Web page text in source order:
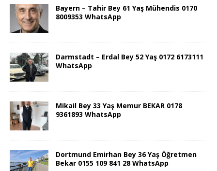
Bayern – Tahir Bey 61 Yaş Mühendis 0170
8009353 WhatsApp
Darmstadt – Erdal Bey 52 Yaş 0172 6173111
WhatsApp
Mikail Bey 33 Yaş Memur BEKAR 0178
9361893 WhatsApp
Dortmund Emirhan Bey 36 Yaş Öğretmen
Bekar 0155 109 841 28 WhatsApp